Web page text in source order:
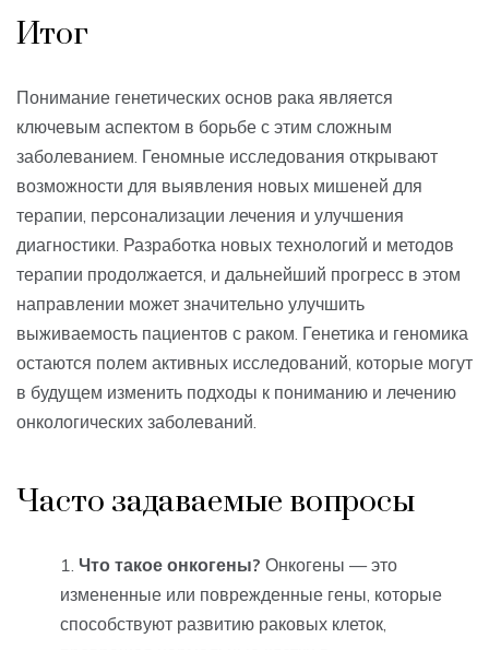
Итог
Понимание генетических основ рака является
ключевым аспектом в борьбе с этим сложным
заболеванием. Геномные исследования открывают
возможности для выявления новых мишеней для
терапии, персонализации лечения и улучшения
диагностики. Разработка новых технологий и методов
терапии продолжается, и дальнейший прогресс в этом
направлении может значительно улучшить
выживаемость пациентов с раком. Генетика и геномика
остаются полем активных исследований, которые могут
в будущем изменить подходы к пониманию и лечению
онкологических заболеваний.
Часто задаваемые вопросы
Что такое онкогены? Онкогены — это
измененные или поврежденные гены, которые
способствуют развитию раковых клеток,